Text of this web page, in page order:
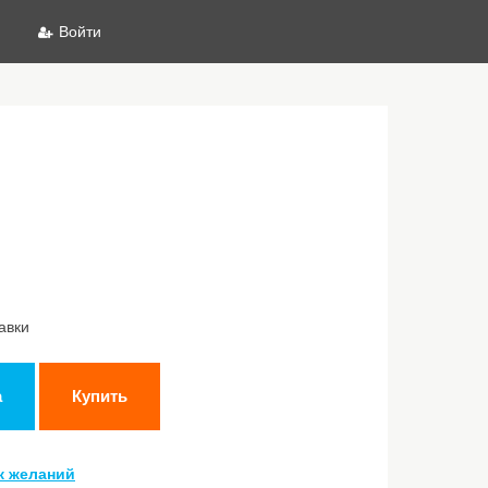
Войти
Купить
желаний